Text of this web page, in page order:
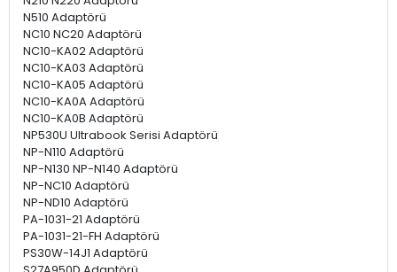
N510 Adaptörü
NC10 NC20 Adaptörü
NC10-KA02 Adaptörü
NC10-KA03 Adaptörü
NC10-KA05 Adaptörü
NC10-KA0A Adaptörü
NC10-KA0B Adaptörü
NP530U Ultrabook Serisi Adaptörü
NP-N110 Adaptörü
NP-N130 NP-N140 Adaptörü
NP-NC10 Adaptörü
NP-ND10 Adaptörü
PA-1031-21 Adaptörü
PA-1031-21-FH Adaptörü
PS30W-14J1 Adaptörü